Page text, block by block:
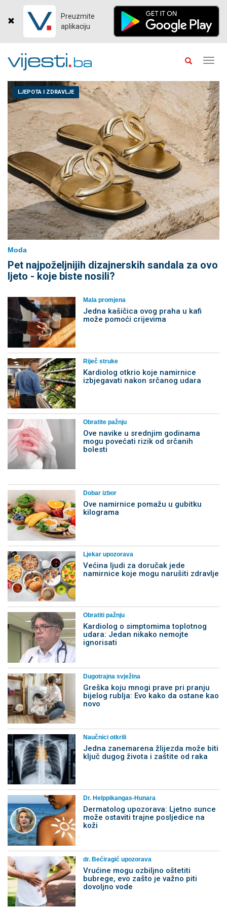
Preuzmite
aplikaciju
LJEPOTA I ZDRAVLJE
Moda
Pet najpoželjnijih dizajnerskih sandala za ovo
ljeto - koje biste nosili?
Mala promjena
Jedna kašičica ovog praha u kafi
može pomoći crijevima
Riječ struke
Kardiolog otkrio koje namirnice
izbjegavati nakon srčanog udara
Obratite pažnju
Ove navike u srednjim godinama
mogu povećati rizik od srčanih
bolesti
Dobar izbor
Ove namirnice pomažu u gubitku
kilograma
Ljekar upozorava
Većina ljudi za doručak jede
namirnice koje mogu narušiti zdravlje
Obratiti pažnju
Kardiolog o simptomima toplotnog
udara: Jedan nikako nemojte
ignorisati
Dugotrajna svježina
Greška koju mnogi prave pri pranju
bijelog rublja: Evo kako da ostane kao
novo
Naučnici otkrili
Jedna zanemarena žlijezda može biti
ključ dugog života i zaštite od raka
Dr. Helppikangas-Hunara
Dermatolog upozorava: Ljetno sunce
može ostaviti trajne posljedice na
koži
dr. Bećiragić upozorava
Vrućine mogu ozbiljno oštetiti
bubrege, evo zašto je važno piti
dovoljno vode